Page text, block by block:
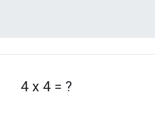
4 x 4 = ?